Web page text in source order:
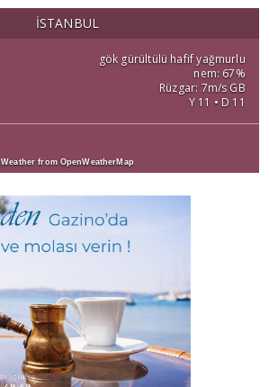
İSTANBUL
gök gürültülü hafif yağmurlu
nem: 67%
Rüzgar: 7m/s GB
Y 11 • D 11
Weather from OpenWeatherMap